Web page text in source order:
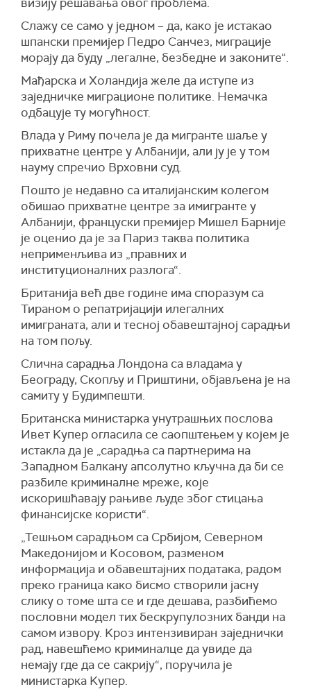
Слажу се само у једном – да, како је истакао
шпански премијер Педро Санчез, миграције
морају да буду „легалне, безбедне и законите“.
Мађарска и Холандија желе да иступе из
заједничке миграционе политике. Немачка
одбацује ту могућност.
Влада у Риму почела је да мигранте шаље у
прихватне центре у Албанији, али ју је у том
науму спречио Врховни суд.
Пошто је недавно са италијанским колегом
обишао прихватне центре за имигранте у
Албанији, француски премијер Мишел Барније
је оценио да је за Париз таква политика
неприменљива из „правних и
институционалних разлога“.
Британија већ две године има споразум са
Тираном о репатријацији илегалних
имиграната, али и тесној обавештајној сарадњи
на том пољу.
Слична сарадња Лондона са владама у
Београду, Скопљу и Приштини, објављена је на
самиту у Будимпешти.
Британска министарка унутрашњих послова
Ивет Kупер огласила се саопштењем у којем је
истакла да је „сарадња са партнерима на
Западном Балкану апсолутно кључна да би се
разбиле криминалне мреже, које
искоришћавају рањиве људе због стицања
финансијске користи“.
„Тешњом сарадњом са Србијом, Северном
Македонијом и Kосовом, разменом
информација и обавештајних података, радом
преко граница како бисмо створили јасну
слику о томе шта се и где дешава, разбићемо
пословни модел тих бескрупулозних банди на
самом извору. Kроз интензивиран заједнички
рад, навешћемо криминалце да увиде да
немају где да се сакрију“, поручила је
министарка Kупер.